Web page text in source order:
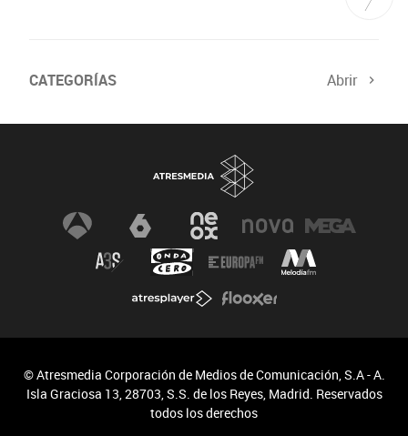
CATEGORÍAS Abrir
© Atresmedia Corporación de Medios de Comunicación, S.A - A.
Isla Graciosa 13, 28703, S.S. de los Reyes, Madrid. Reservados
todos los derechos